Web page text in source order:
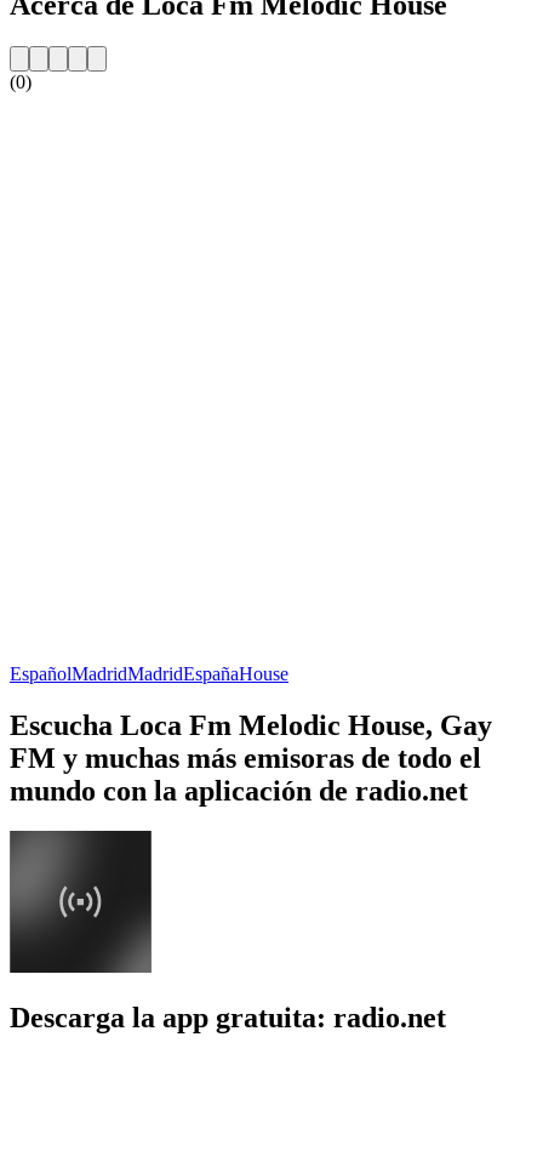
(0)
EspañolMadridMadridEspañaHouse
Escucha Loca Fm Melodic House, Gay
FM y muchas más emisoras de todo el
mundo con la aplicación de radio.net
Descarga la app gratuita: radio.net